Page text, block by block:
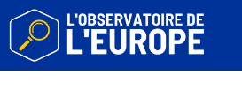
Aller
contenu